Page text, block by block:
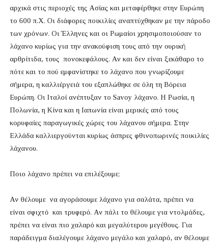
αρχικά στις περιοχές της Ασίας και μεταφέρθηκε στην Ευρώπη
το 600 π.Χ. Οι διάφορες ποικιλίες αναπτύχθηκαν με την πάροδο
των χρόνων. Οι Έλληνες και οι Ρωμαίοι χρησιμοποιούσαν το
λάχανο κυρίως για την ανακούφιση τους από την ουρική
αρθρίτιδα, τους πονοκεφάλους. Αν και δεν είναι ξεκάθαρο το
πότε και το πού εμφανίστηκε το λάχανο που γνωρίζουμε
σήμερα, η καλλιέργειά του εξαπλώθηκε σε όλη τη Βόρεια
Ευρώπη. Οι Ιταλοί ανέπτυξαν το Savoy λάχανο. Η Ρωσία, η
Πολωνία, η Κίνα και η Ιαπωνία είναι μερικές από τους
κορυφαίες παραγωγικές χώρες του λάχανου σήμερα. Στην
Ελλάδα καλλιεργούνται κυρίως άσπρες φθινοπωρινές ποικιλίες
λάχανου.
Ποιο λάχανο πρέπει να επιλέξουμε;
Αν θέλουμε να αγοράσουμε λάχανο για σαλάτα, πρέπει να
είναι σφιχτό και τρυφερό. Αν πάλι το θέλουμε για ντολμάδες,
πρέπει να είναι πιο χαλαρό και μεγαλύτερου μεγέθους. Για
παράδειγμα διαλέγουμε λάχανο μεγάλο και χαλαρό, αν θέλουμε